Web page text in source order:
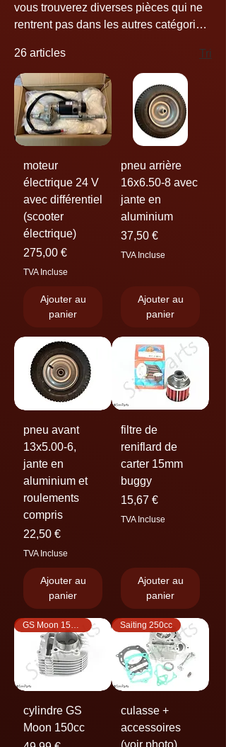
vous trouverez diverses pièces qui ne
rentrent pas dans les autres catégories,
150cc, une culasse avec accessoires
pour une Saiting 250cc, un hardtop
pour une NBluck 500cc, etc.
26 articles Tri
moteur
électrique 24 V
avec différentiel
(scooter
électrique)
Prix
275,00 €
TVA Incluse
Ajouter au
panier
pneu arrière
16x6.50-8 avec
jante en
aluminium
Prix
37,50 €
TVA Incluse
Ajouter au
panier
pneu avant
13x5.00-6,
jante en
aluminium et
roulements
compris
Prix
22,50 €
TVA Incluse
Ajouter au
panier
filtre de
reniflard de
carter 15mm
buggy
Prix
15,67 €
TVA Incluse
Ajouter au
panier
cylindre GS
Moon 150cc
Saiting 250cc
culasse +
accessoires
(voir photo)